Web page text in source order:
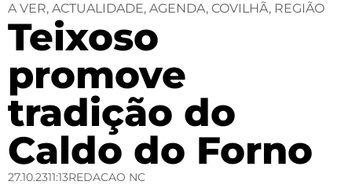
A VER, ACTUALIDADE, AGENDA, COVILHÃ, REGIÃO
Teixoso
promove
tradição do
Caldo do Forno
27.10.2311:13REDACAO NC